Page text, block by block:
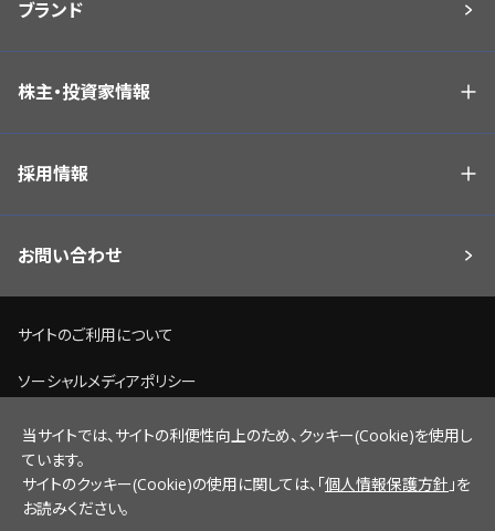
ブランド
株主・投資家情報
採用情報
お問い合わせ
サイトのご利用について
ソーシャルメディアポリシー
個人情報保護方針
脆弱性情報開示ポリシー
サイトマップ
当サイトでは、サイトの利便性向上のため、クッキー(Cookie)を使用し
ています。
サイトのクッキー(Cookie)の使用に関しては、「個人情報保護方針 」を
お読みください。